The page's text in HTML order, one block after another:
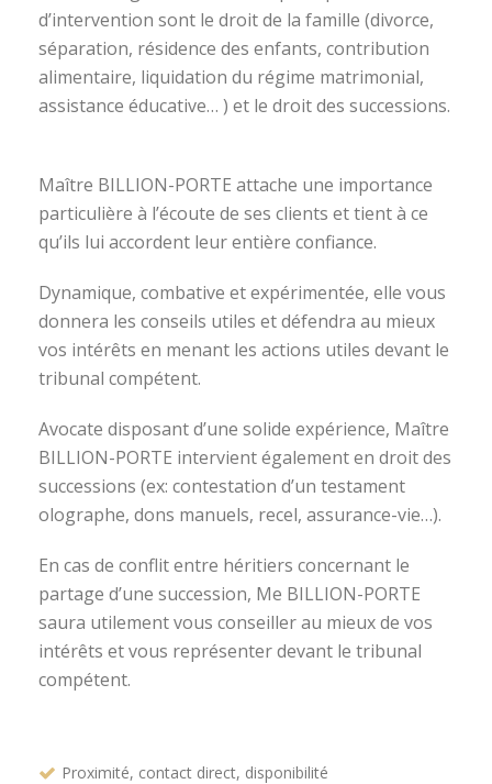
d’intervention sont le droit de la famille (divorce,
séparation, résidence des enfants, contribution
alimentaire, liquidation du régime matrimonial,
assistance éducative… ) et le droit des successions.
Maître BILLION-PORTE attache une importance
particulière à l’écoute de ses clients et tient à ce
qu’ils lui accordent leur entière confiance.
Dynamique, combative et expérimentée, elle vous
donnera les conseils utiles et défendra au mieux
vos intérêts en menant les actions utiles devant le
tribunal compétent.
Avocate disposant d’une solide expérience, Maître
BILLION-PORTE intervient également en droit des
successions (ex: contestation d’un testament
olographe, dons manuels, recel, assurance-vie…).
En cas de conflit entre héritiers concernant le
partage d’une succession, Me BILLION-PORTE
saura utilement vous conseiller au mieux de vos
intérêts et vous représenter devant le tribunal
compétent.
Proximité, contact direct, disponibilité